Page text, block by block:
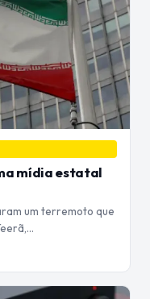
mídia estatal
um terremoto que